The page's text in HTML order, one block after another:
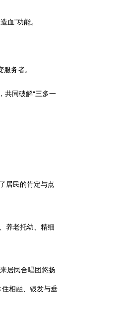
”功能。
务者。
共同破解“三多一
居民的肯定与点
养老托幼、精细
居民合唱团悠扬
相融、银发与垂